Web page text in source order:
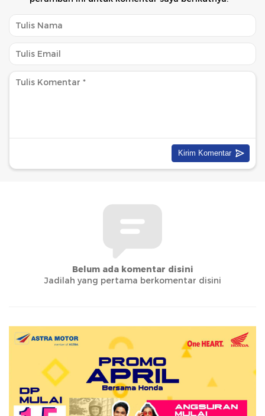
Belum ada komentar disini
Jadilah yang pertama berkomentar disini